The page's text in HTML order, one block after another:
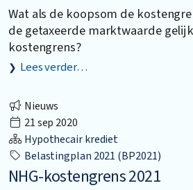
Wat als de koopsom de
de getaxeerde marktwaarde
kostengrens?
Lees verder…
Nieuws
21 sep 2020
Hypothecair krediet
Belastingplan 2021 (BP2021)
NHG-kostengrens 2021